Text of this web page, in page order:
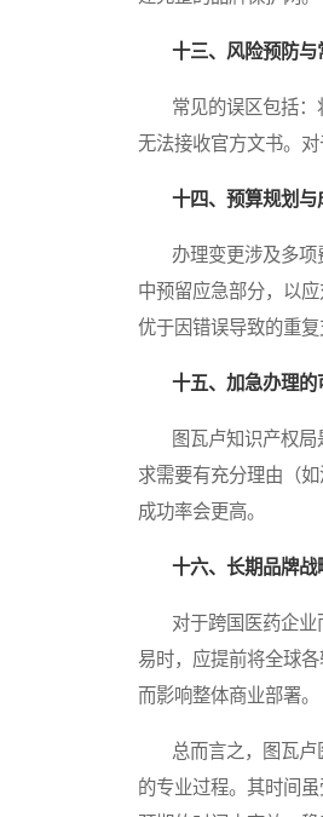
十三、风险预防与
常见的误区包括：将
无法接收官方文书。
十四、预算规划与
办理变更涉及多项
中预留应急部分，以
优于因错误导致的重复
十五、加急办理的
图瓦卢知识产权局是
求需要有充分理由（
成功率会更高。
十六、长期品牌战
对于跨国医药企业
易时，应提前将全球
而影响整体商业部署。
总而言之，图瓦卢医
的专业过程。其时间